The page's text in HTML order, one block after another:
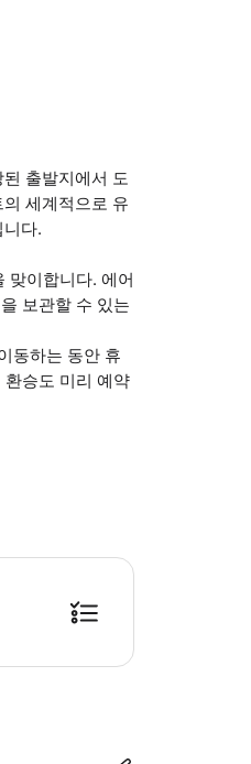
출발지에서 도
세계적으로 유
다.
맞이합니다. 에어
보관할 수 있는
동하는 동안 휴
승도 미리 예약
함한 모든 항공편 세부 정보는 모